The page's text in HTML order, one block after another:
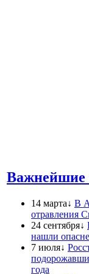
Важнейшие
14 марта↓ В
отравления
24 сентября↓
нашли
7 июля↓
года